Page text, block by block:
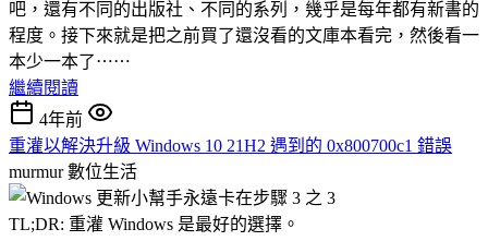
吧，還有不同的出版社、不同的系列，幾乎是每年都有新書的
程度。接下來就是把之前買了還沒看的文庫本看完，然後看一
本少一本了⋯⋯
繼續閱讀
4年前
重灌以解決升級 Windows 10 21H2 遇到的 0x800700c1 錯誤
murmur數位生活
TL;DR: 重灌 Windows 是最好的選擇。